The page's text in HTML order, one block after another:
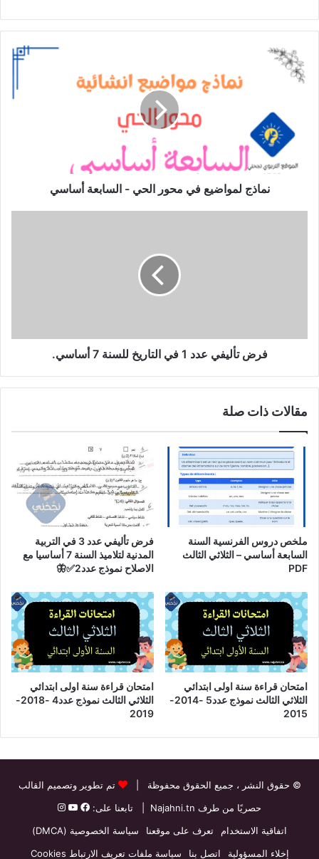
نماذج
لمواضيع
في
السابعة
نماذج لمواضيع في محور الحي - السابعة أساسي
أساسي.
فرض تأليفي عدد 1 في التاريخ للسنة 7 أساسي.
مقالات ذات صلة
ملخص دروس الفرنسية السنة
السابعة أساسي – الثلاثي الثالث
PDF
فرض تأليفي عدد 3 في التربية
المدنية لتلاميذ السنة 7 أساسيا مع
الاصلاح نموذج عدد2✅🦋
امتحان قراءة سنة اولى ابتدائي
الثلاثي الثالث نموذج عدد5 -2014-
2015
امتحان قراءة سنة اولى ابتدائي
الثلاثي الثالث نموذج عدد4 -2018-
2019
© حقوق النشر ، جميع الحقوق محفوظة |
تم تطوير وتصميم القالب
حصريًا من طرف Najahni.tn | تابعنا على:
اتفاقية الاستخدام
تعرف على موقعنا
سياسة الخصوصية (DMCA)
إخلاء المسؤولية
اتصل بنا سياسة ملفات تعريف الارتباط Cookies